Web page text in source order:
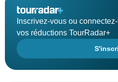
Inscrivez-vous ou
vos réductions TourRadar+